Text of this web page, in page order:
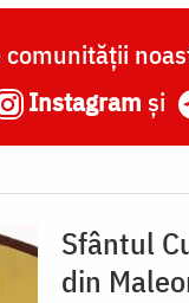
Instagram și
Sfântul
din